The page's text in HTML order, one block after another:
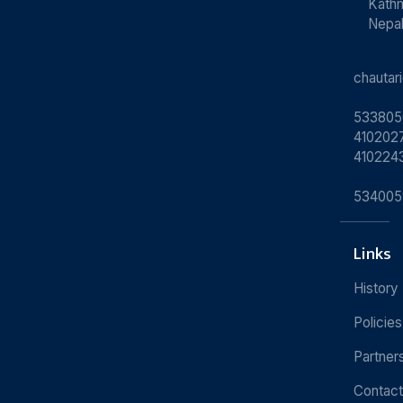
Nepal
Links
History
Policies
Contact